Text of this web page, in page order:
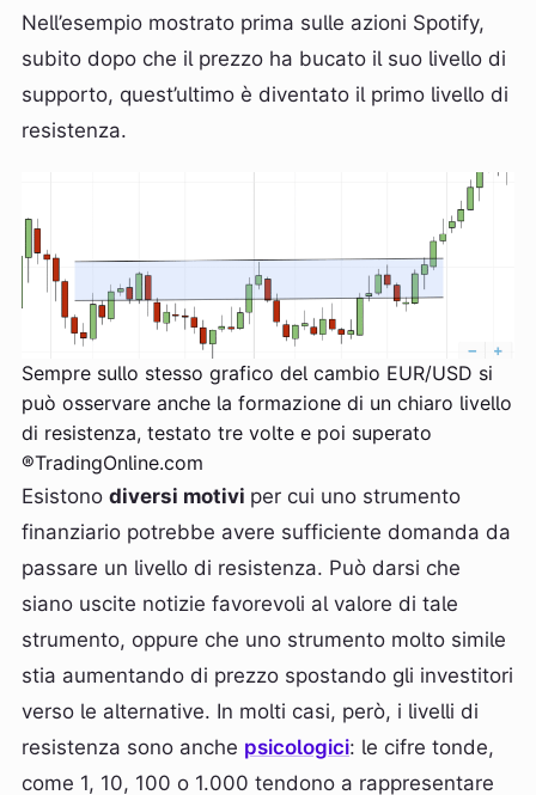
Nell’esempio mostrato prima sulle azioni Spotify,
subito dopo che il prezzo ha bucato il suo livello di
supporto, quest’ultimo è diventato il primo livello di
resistenza.
Sempre sullo stesso grafico del cambio EUR/USD si
può osservare anche la formazione di un chiaro livello
di resistenza, testato tre volte e poi superato
®TradingOnline.com
Esistono diversi motivi per cui uno strumento
finanziario potrebbe avere sufficiente domanda da
passare un livello di resistenza. Può darsi che
siano uscite notizie favorevoli al valore di tale
strumento, oppure che uno strumento molto simile
stia aumentando di prezzo spostando gli investitori
verso le alternative. In molti casi, però, i livelli di
resistenza sono anche psicologici: le cifre tonde,
come 1, 10, 100 o 1.000 tendono a rappresentare